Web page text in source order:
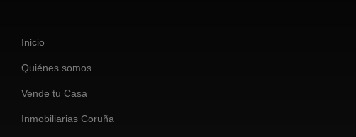
Inicio
Quiénes somos
Vende tu Casa
Inmobiliarias Coruña